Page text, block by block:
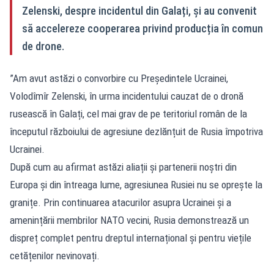
Zelenski, despre incidentul din Galați, și au convenit
să accelereze cooperarea privind producția în comun
de drone.
”Am avut astăzi o convorbire cu Președintele Ucrainei,
Volodîmîr Zelenski, în urma incidentului cauzat de o dronă
rusească în Galați, cel mai grav de pe teritoriul român de la
începutul războiului de agresiune dezlănțuit de Rusia împotriva
Ucrainei.
După cum au afirmat astăzi aliații și partenerii noștri din
Europa și din întreaga lume, agresiunea Rusiei nu se oprește la
granițe. Prin continuarea atacurilor asupra Ucrainei și a
amenințării membrilor NATO vecini, Rusia demonstrează un
dispreț complet pentru dreptul internațional și pentru viețile
cetățenilor nevinovați.